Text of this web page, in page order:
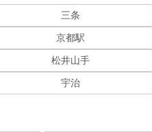
三条
京都駅
松井山手
宇治